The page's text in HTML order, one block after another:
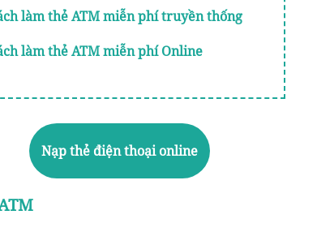
làm thẻ ATM miễn phí truyền thống
làm thẻ ATM miễn phí Online
Nạp thẻ điện thoại online